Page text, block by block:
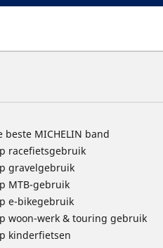
beste MICHELIN band
racefietsgebruik
gravelgebruik
MTB-gebruik
e-bikegebruik
woon-werk & touring gebruik
kinderfietsen